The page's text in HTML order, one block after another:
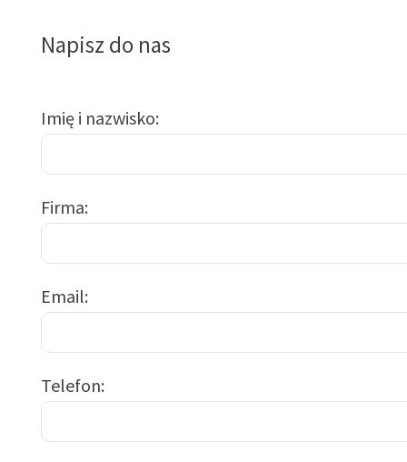
Napisz do nas
Imię i nazwisko
Firma
Email
Telefon